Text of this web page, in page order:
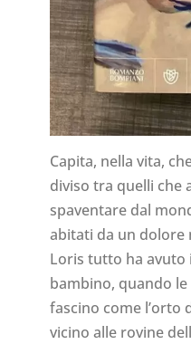
Capita, nella vita,
diviso tra quelli che
spaventare dal
abitati da un dolore
Loris tutto ha avuto
bambino, quando
fascino come l’orto
vicino alle rovine